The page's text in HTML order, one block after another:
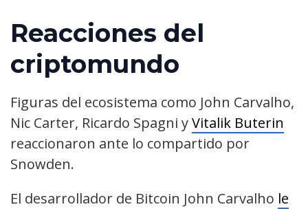
Reacciones del
criptomundo
Figuras del ecosistema como John Carvalho,
Nic Carter, Ricardo Spagni yVitalik Buterin
reaccionaron ante lo compartido por
Snowden.
El desarrollador de Bitcoin John Carvalho le